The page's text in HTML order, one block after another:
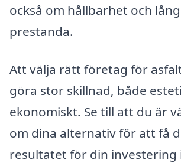
också om hållbarhet och
prestanda.
Att välja rätt företag för
göra stor skillnad, både
ekonomiskt. Se till att du är
om dina alternativ för att få
resultatet för din investering